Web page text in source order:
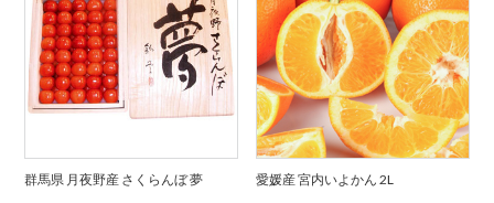
群馬県 月夜野産 さくらんぼ 夢 愛媛産 宮内いよかん 2L